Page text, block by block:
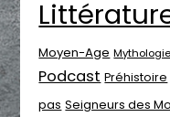
Moyen-Age Mythologie
Podcast Préhistoire
pas Seigneurs des